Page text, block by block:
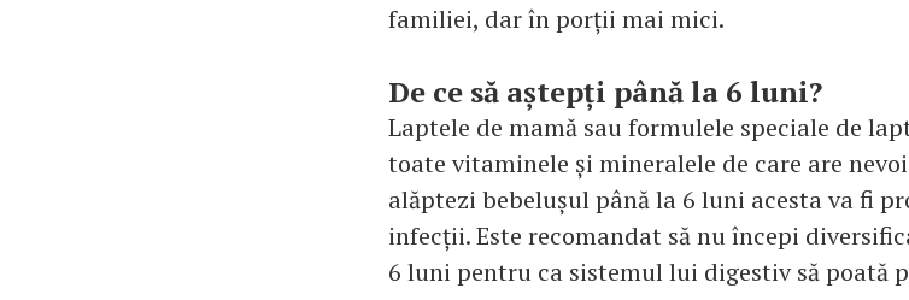
familiei, dar în porții mai mici.
De ce să aștepți până la 6 luni?
Laptele de mamă sau formulele speciale de
toate vitaminele și mineralele de care are
alăptezi bebelușul până la 6 luni acesta va fi
infecții. Este recomandat să nu începi
6 luni pentru ca sistemul lui digestiv să poată